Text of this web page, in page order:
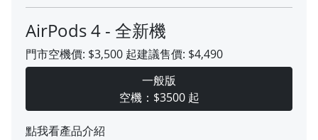
AirPods 4 - 全新機
門市空機價: $3,500 起建議售價: $4,490
一般版
空機：$3500 起
點我看產品介紹